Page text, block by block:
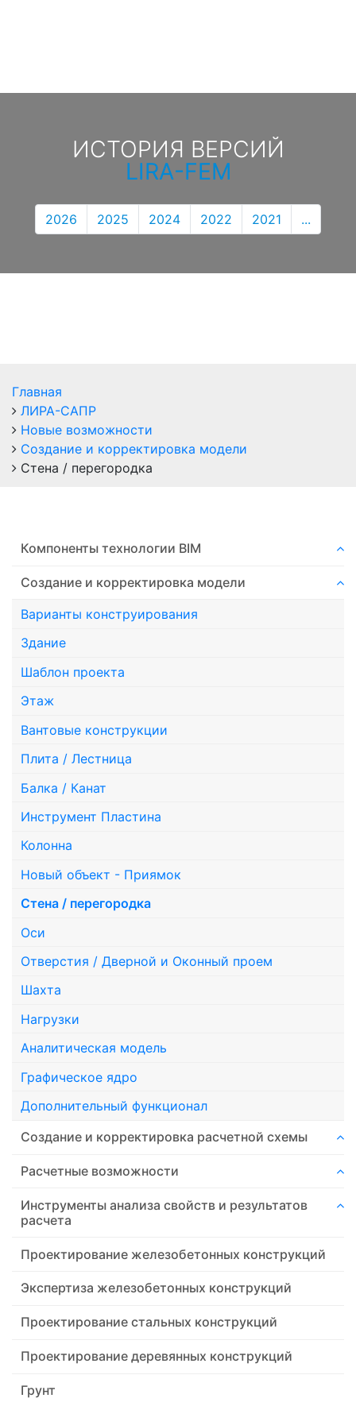
ИСТОРИЯ ВЕРСИЙ
LIRA-FEM
2026 2025 2024 2022 2021 ...
Главная
ЛИРА-САПР
Новые возможности
Создание и корректировка модели
Стена / перегородка
Компоненты технологии ВIM
Создание и корректировка модели
Варианты конструирования
Здание
Шаблон проекта
Этаж
Вантовые конструкции
Плита / Лестница
Балка / Канат
Инструмент Пластина
Колонна
Новый объект - Приямок
Стена / перегородка
Оси
Отверстия / Дверной и Оконный проем
Шахта
Нагрузки
Аналитическая модель
Графическое ядро
Дополнительный функционал
Создание и корректировка расчетной схемы
Расчетные возможности
Инструменты анализа свойств и результатов
расчета
Проектирование железобетонных конструкций
Экспертиза железобетонных конструкций
Проектирование стальных конструкций
Проектирование деревянных конструкций
Грунт